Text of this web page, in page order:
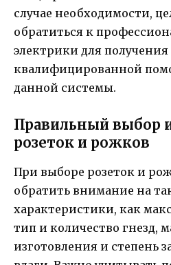
случае необходимости,
обратиться к
электрики для получения
квалифицированной
данной системы.
Правильный выбор
розеток и рожков
При выборе розеток и
обратить внимание на
характеристики, как
тип и количество гнезд,
изготовления и степень